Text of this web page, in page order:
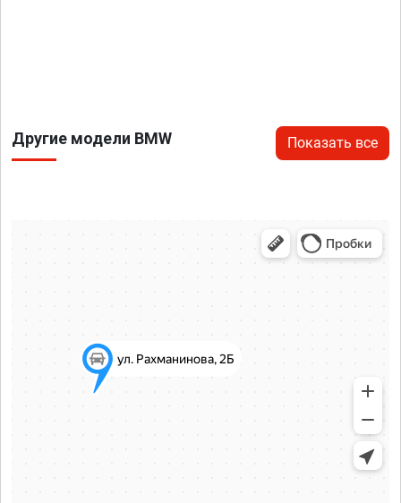
Другие модели BMW Показать все